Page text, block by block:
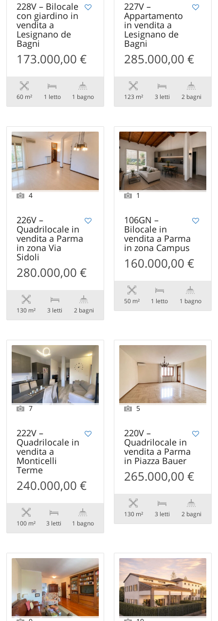
228V – Bilocale
con giardino in
vendita a
Lesignano de
Bagni
173.000,00 €
60 m² 1 letto 1 bagno
227V –
Appartamento
in vendita a
Lesignano de
Bagni
285.000,00 €
123 m² 3 letti 2 bagni
4
226V –
Quadrilocale in
vendita a Parma
in zona Via
Sidoli
280.000,00 €
130 m² 3 letti 2 bagni
1
106GN –
Bilocale in
vendita a Parma
in zona Campus
160.000,00 €
50 m² 1 letto 1 bagno
7
222V –
Quadrilocale in
vendita a
Monticelli
Terme
240.000,00 €
100 m² 3 letti 1 bagno
5
220V –
Quadrilocale in
vendita a Parma
in Piazza Bauer
265.000,00 €
130 m² 3 letti 2 bagni